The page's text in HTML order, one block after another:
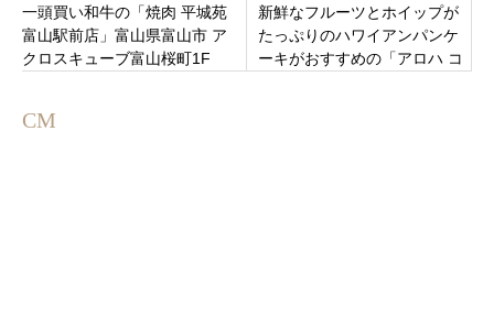
一頭買い和牛の「焼肉 平城苑
富山駅前店」富山県富山市 ア
クロスキューブ富山桜町1F
新鮮なフルーツとホイップが
たっぷりのハワイアンパンケ
ーキがおすすめの「アロハ コ
CM